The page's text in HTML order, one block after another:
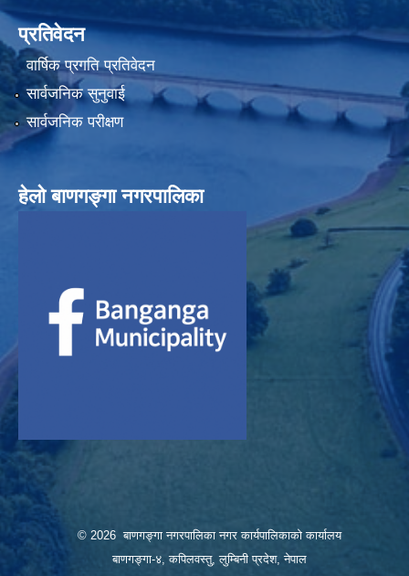
प्रतिवेदन
वार्षिक प्रगति प्रतिवेदन
सार्वजनिक सुनुवाई
सार्वजनिक परीक्षण
हेलाे बाणगङ्गा नगरपालिका
© 2026 बाणगङ्गा नगरपालिका नगर कार्यपालिकाको कार्यालय
बाणगङ्गा-४, कपिलवस्तु, लुम्बिनी प्रदेश, नेपाल